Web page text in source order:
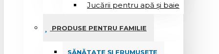
Jucării pentru apă și baie
PRODUSE PENTRU FAMILIE
SĂNĂTATE ȘI FRUMUSEȚE